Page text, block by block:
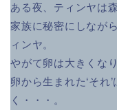
ある夜、ティンヤは
家族に秘密にしなが
ィンヤ。
やがて卵は大きくな
卵から生まれた‘それ
く・・・。